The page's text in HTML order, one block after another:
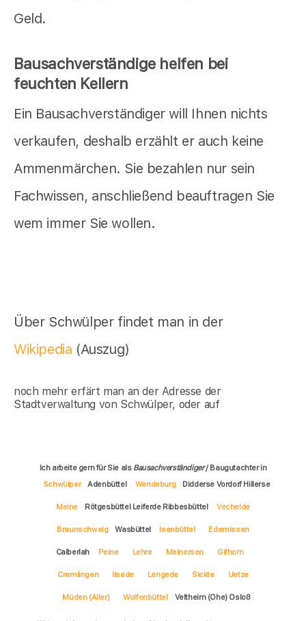
Geld.
Bausachverständige helfen bei
feuchten Kellern
Ein Bausachverständiger will Ihnen nichts
verkaufen, deshalb erzählt er auch keine
Ammenmärchen. Sie bezahlen nur sein
Fachwissen, anschließend beauftragen Sie
wem immer Sie wollen.
Über Schwülper findet man in der
Wikipedia (Auszug)
noch mehr erfärt man an der Adresse der
Stadtverwaltung von Schwülper, oder auf
Ich arbeite gern für Sie als Bausachverständiger/ Baugutachter in
Schwülper
Adenbüttel Wendeburg Didderse Vordorf Hillerse
Meine Rötgesbüttel Leiferde Ribbesbüttel Vechelde
Braunschweig Wasbüttel Isenbüttel Edemissen
Calberlah Peine Lehre Meinersen Gifhorn
Cremlingen Ilsede Lengede Sickte Uetze
Müden (Aller) Wolfenbüttel Veltheim (Ohe) Osloß